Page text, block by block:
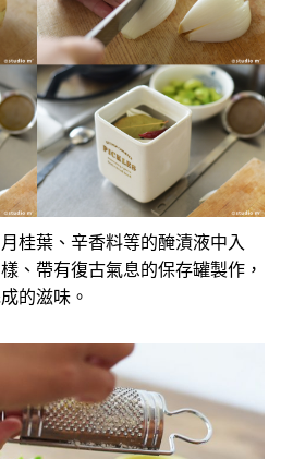
桂葉、辛香料等的醃漬液中入
、帶有復古氣息的保存罐製作，
的滋味。